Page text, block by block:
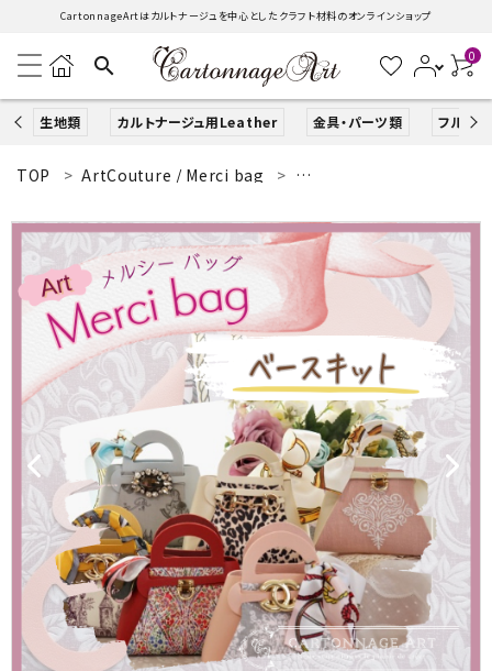
CartonnageArtはカルトナージュを中心としたクラフト材料のオンラインショップ
search 0
生地類 カルトナージュ用Leather 金具・パーツ類 フルキッ
ACCOUNT MENU
ようこそ ゲスト 様
ログイン 新規会員登録
生地類
カルトナージュLeather用
金具・パーツ類
フルキット
Jolipapier
TOP ArtCouture / Merci bag Merci bag（メルシーバッグ